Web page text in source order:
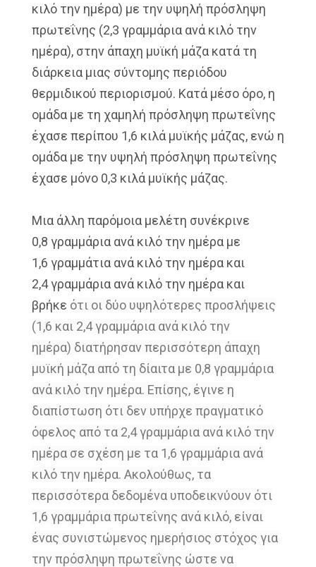
κιλό την ημέρα) με την υψηλή πρόσληψη
πρωτεΐνης (2,3 γραμμάρια ανά κιλό την
ημέρα), στην άπαχη μυϊκή μάζα κατά τη
διάρκεια μιας σύντομης περιόδου
θερμιδικού περιορισμού. Κατά μέσο όρο, η
ομάδα με τη χαμηλή πρόσληψη πρωτεΐνης
έχασε περίπου 1,6 κιλά μυϊκής μάζας, ενώ η
ομάδα με την υψηλή πρόσληψη πρωτεΐνης
έχασε μόνο 0,3 κιλά μυϊκής μάζας.
Μια άλλη παρόμοια μελέτη συνέκρινε
0,8 γραμμάρια ανά κιλό την ημέρα με
1,6 γραμμάτια ανά κιλό την ημέρα και
2,4γραμμάρια ανά κιλό την ημέρα και
βρήκε ότι οι δύο υψηλότερες προσλήψεις
(1,6 και 2,4 γραμμάρια ανά κιλό την
ημέρα) διατήρησαν περισσότερη άπαχη
μυϊκή μάζα από τη δίαιτα με 0,8 γραμμάρια
ανά κιλό την ημέρα. Επίσης, έγινε η
διαπίστωση ότι δεν υπήρχε πραγματικό
όφελος από τα 2,4γραμμάρια ανά κιλό την
ημέρα σε σχέση με τα 1,6 γραμμάρια ανά
κιλό την ημέρα. Ακολούθως, τα
περισσότερα δεδομένα υποδεικνύουν ότι
1,6 γραμμάριαπρωτεΐνης ανά κιλό, είναι
ένας συνιστώμενος ημερήσιος στόχος για
τηνπρόσληψη πρωτεΐνης ώστε να